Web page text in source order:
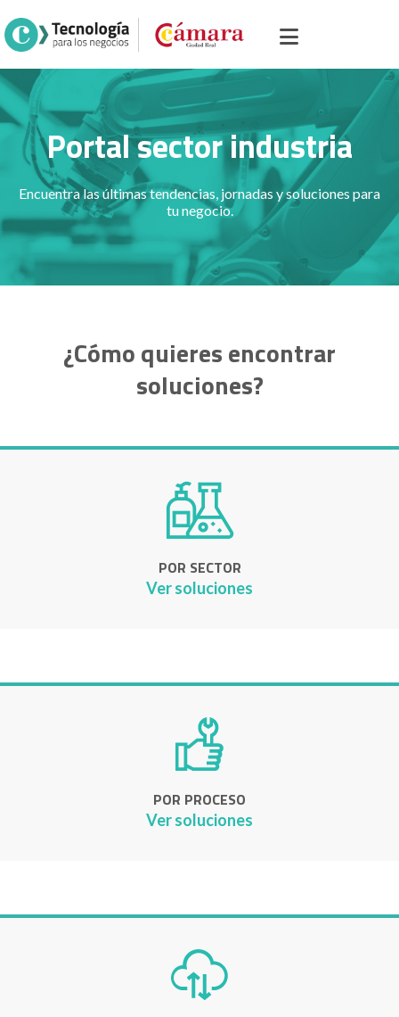
Portal sector industria
Encuentra las últimas tendencias, jornadas y soluciones para
tu negocio.
¿Cómo quieres encontrar
soluciones?
POR SECTOR
Ver soluciones
POR PROCESO
Ver soluciones